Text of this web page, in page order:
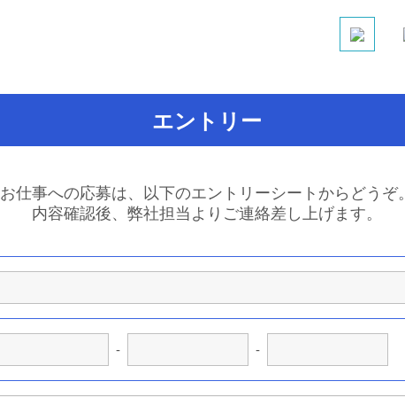
エントリー
お仕事への応募は、以下のエントリーシートからどうぞ
内容確認後、弊社担当よりご連絡差し上げます。
- -